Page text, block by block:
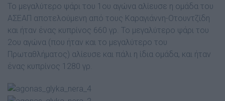
Το µεγαλύτερο ψάρι του 1ου αγώνα αλίευσε η οµάδα του
ΑΣΕΑΠ αποτελούµενη από τους Καραγιάννη-Οτουντζίδη
και ήταν ένας κυπρίνος 660 γρ. Το µεγαλύτερο ψάρι του
2ου αγώνα (που ήταν και το µεγαλύτερο του
Πρωταθλήµατος) αλίευσε και πάλι η ίδια οµάδα, και ήταν
ένας κυπρίνος 1280 γρ.